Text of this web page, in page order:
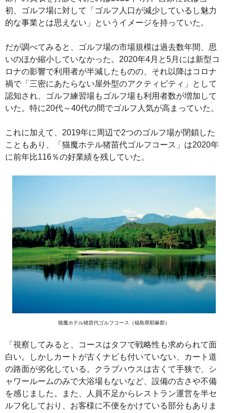
初、ゴルフ場に対して「ゴルフ人口が減少しているし魅力
的な事業とは思えない」というイメージを持っていた。
だが調べてみると、ゴルフ場の市場規模は過去数年間、思
いのほか縮小していなかった。2020年4月と5月には新型コ
ロナの影響で利用者が半減したものの、それ以降はコロナ
禍で「三密にあたらない屋外型のアクティビティ」として
認知され、ゴルフ練習場もゴルフ場も利用者数が増加して
いた。特に20代～40代の間でゴルフ人気が高まっていた。
これに加えて、2019年に周辺で2つのゴルフ場が閉鎖した
こともあり、「猫魔ホテル猪苗代ゴルフコース」は2020年
に前年比116％の好業績を残していた。
猫魔ホテル猪苗代ゴルフコース（福島県耶麻郡）
「視察してみると、コースはタフで戦略性も求められて面
白い。しかしカートが古くナビも付いていない、カート道
の路面が劣化している。クラブハウスは古くて手狭で、シ
ャワールームのみで大浴場もないなど、設備の古さや不備
を感じました。また、人員不足からレストラン運営を半セ
ルフ化しており、お客様に不便をかけている部分もありま